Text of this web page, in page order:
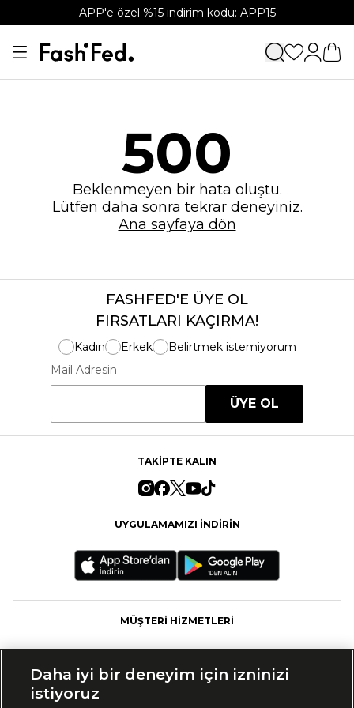
APP'e özel %15 indirim kodu: APP15
500
Beklenmeyen bir hata oluştu.
Lütfen daha sonra tekrar deneyiniz.
Ana sayfaya dön
FASHFED'E ÜYE OL
FIRSATLARI KAÇIRMA!
Kadın Erkek
Belirtmek istemiyorum
Mail Adresin
ÜYE OL
TAKİPTE KALIN
UYGULAMAMIZI İNDİRİN
MÜŞTERİ HİZMETLERİ
Daha iyi bir deneyim için izninizi
istiyoruz